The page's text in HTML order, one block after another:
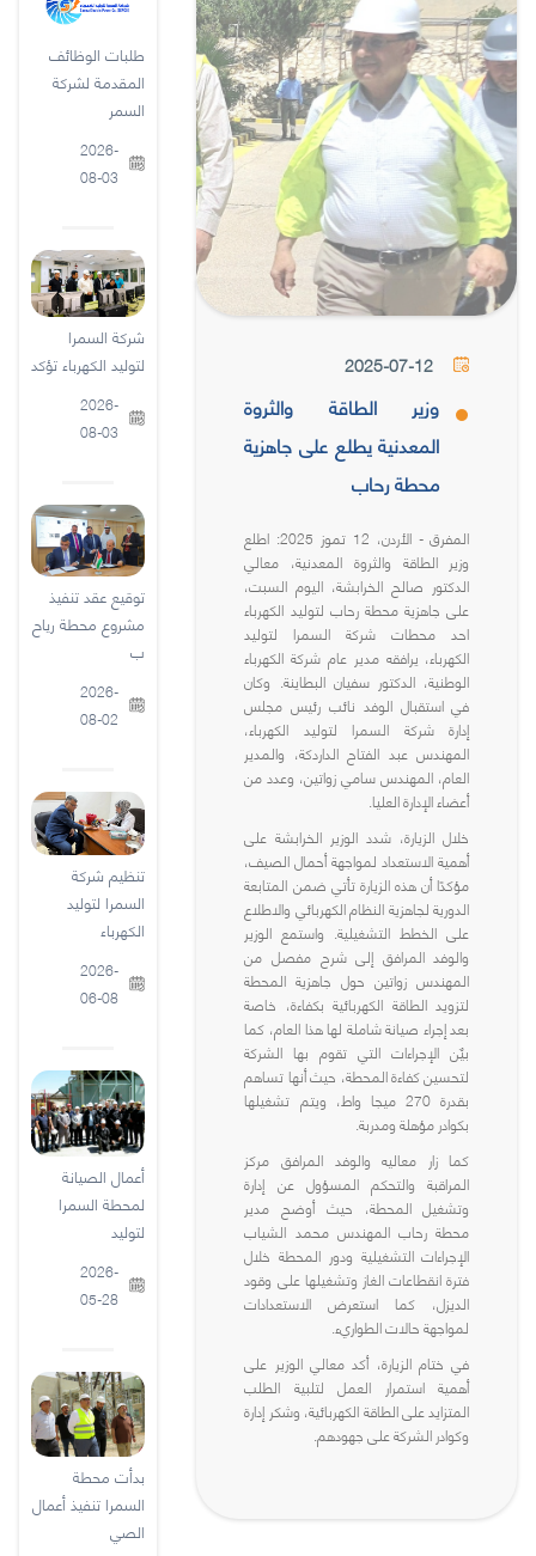
طلبات الوظائف
المقدمة لشركة
السمر
2026-
08-03
شركة السمرا
لتوليد الكهرباء تؤكد
2026-
08-03
توقيع عقد تنفيذ
مشروع محطة رياح
ب
2026-
08-02
تنظيم شركة
السمرا لتوليد
الكهرباء
2026-
06-08
أعمال الصيانة
لمحطة السمرا
لتوليد
2026-
05-28
بدأت محطة
السمرا تنفيذ أعمال
الصي
2025-07-12
وزير الطاقة والثروة
المعدنية يطلع على جاهزية
محطة رحاب
المفرق - الأردن، 12 تموز 2025: اطلع
وزير الطاقة والثروة المعدنية، معالي
الدكتور صالح الخرابشة، اليوم السبت،
على جاهزية محطة رحاب لتوليد الكهرباء
احد محطات شركة السمرا لتوليد
الكهرباء، يرافقه مدير عام شركة الكهرباء
الوطنية، الدكتور سفيان البطاينة. وكان
في استقبال الوفد نائب رئيس مجلس
إدارة شركة السمرا لتوليد الكهرباء،
المهندس عبد الفتاح الداردكة، والمدير
العام، المهندس سامي زواتين، وعدد من
أعضاء الإدارة العليا.
خلال الزيارة، شدد الوزير الخرابشة على
أهمية الاستعداد لمواجهة أحمال الصيف،
مؤكدًا أن هذه الزيارة تأتي ضمن المتابعة
الدورية لجاهزية النظام الكهربائي والاطلاع
على الخطط التشغيلية. واستمع الوزير
والوفد المرافق إلى شرح مفصل من
المهندس زواتين حول جاهزية المحطة
لتزويد الطاقة الكهربائية بكفاءة، خاصة
بعد إجراء صيانة شاملة لها هذا العام، كما
بيٌن الإجراءات التي تقوم بها الشركة
لتحسين كفاءة المحطة، حيث أنها تساهم
بقدرة 270 ميجا واط، ويتم تشغيلها
بكوادر مؤهلة ومدربة.
كما زار معاليه والوفد المرافق مركز
المراقبة والتحكم المسؤول عن إدارة
وتشغيل المحطة، حيث أوضح مدير
محطة رحاب المهندس محمد الشياب
الإجراءات التشغيلية ودور المحطة خلال
فترة انقطاعات الغاز وتشغيلها على وقود
الديزل، كما استعرض الاستعدادات
لمواجهة حالات الطواريء.
في ختام الزيارة، أكد معالي الوزير على
أهمية استمرار العمل لتلبية الطلب
المتزايد على الطاقة الكهربائية، وشكر إدارة
وكوادر الشركة على جهودهم.